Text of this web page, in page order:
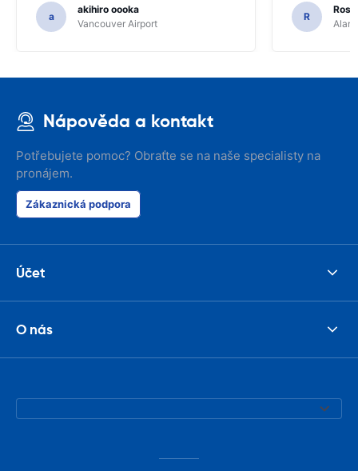
a
akihiro oooka
Vancouver Airport
R
Nápověda a kontakt
Potřebujete pomoc? Obraťte se na naše specialisty na
pronájem.
Zákaznická podpora
Účet
O nás